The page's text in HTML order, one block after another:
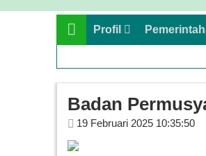
Profil
Desa
Badan
19 Februari 2025 10:35:50